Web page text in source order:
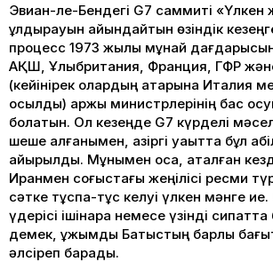
Эвиан-ле-Бендегі G7 саммиті «Үлкен
құлдырауын айқындайтын өзіндік
процесс 1973 жылы мұнай
АҚШ, Ұлыбритания, Франция, ГФР
(кейінірек олардың қатарына Италия
қосылды) қаржы министрлерінің бас
болатын. Ол кезеңде G7 күрделі
шеше алғанымен, қазіргі уақытта бұл
айырылды. Мұнымен қоса, аталған
Иранмен соғыстағы жеңілісі ресми
сәтке тұспа-тұс келуі үлкен мәнге
үдерісі ішінара немесе үзінді
демек, ұжымдық Батыстың барлық
әлсіреп барады.